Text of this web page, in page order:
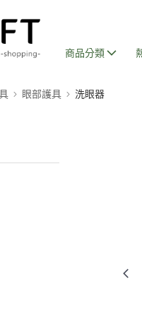
商品分類
眼部護具 洗眼器